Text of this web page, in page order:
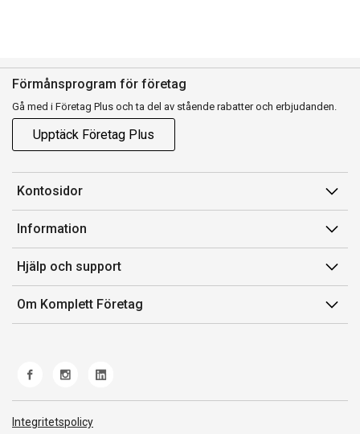
Förmånsprogram för företag
Gå med i Företag Plus och ta del av stående rabatter och erbjudanden.
Upptäck Företag Plus
Kontosidor
Mina sidor
Orderhistorik
Fakturor & Kvitton
Inköpslistor
Information
Försäljningsvillkor
Villkor för Komplett Företag Plus
Felsökning & guider
Hjälp och support
Kontakta oss
Kundservice
Frakt och leverans
Om Komplett Företag
Integritetspolicy